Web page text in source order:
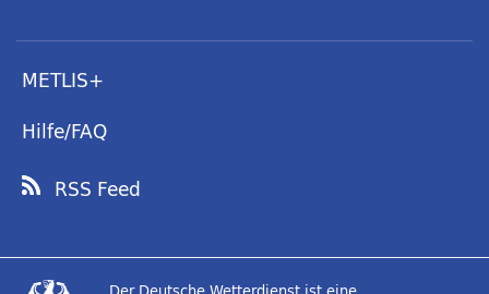
METLIS+
Hilfe/FAQ
RSS Feed